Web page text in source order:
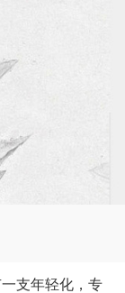
支年轻化，专